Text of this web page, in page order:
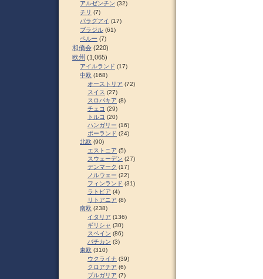
アルゼンチン (32)
チリ (7)
パラグアイ (17)
ブラジル (61)
ペルー (7)
和僑会 (220)
欧州 (1,065)
アイルランド (17)
中欧 (168)
オーストリア (72)
スイス (27)
スロパキア (8)
チェコ (29)
トルコ (20)
ハンガリー (16)
ポーランド (24)
北欧 (90)
エストニア (5)
スウェーデン (27)
デンマーク (17)
ノルウェー (22)
フィンランド (31)
ラトビア (4)
リトアニア (8)
南欧 (238)
イタリア (136)
ギリシャ (30)
スペイン (86)
バチカン (3)
東欧 (310)
ウクライナ (39)
クロアチア (6)
ブルガリア (7)